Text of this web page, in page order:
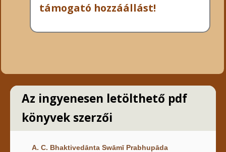
támogató hozzáállást!
Az ingyenesen letölthető pdf
könyvek szerzői
A. C. Bhaktivedānta Swāmī Prabhupāda